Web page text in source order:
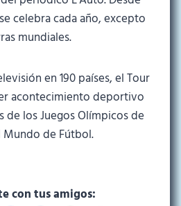
celebra cada año, excepto
mundiales.
en 190 países, el Tour
acontecimiento deportivo
de los Juegos Olímpicos de
Mundo de Fútbol.
con tus amigos: